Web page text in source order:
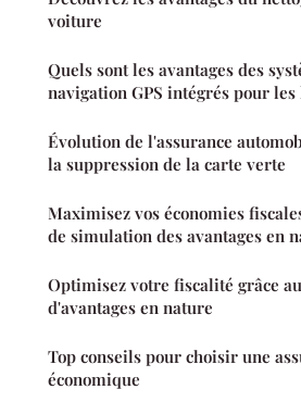
voiture
Quels sont les avantages des
navigation GPS intégrés pour les
Évolution de l'assurance
la suppression de la carte verte
Maximisez vos économies
de simulation des avantages en
Optimisez votre fiscalité grâce
d'avantages en nature
Top conseils pour choisir une
économique